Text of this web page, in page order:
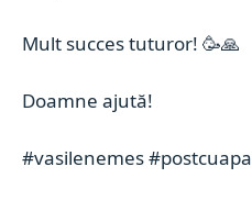
Mult succes tuturor!🥳🙏
Doamne ajută!
#vasilenemes#postcuapa